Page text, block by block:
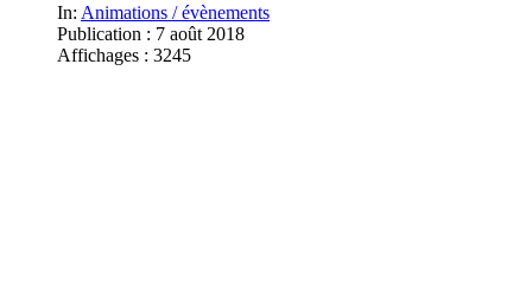
In: Animations / évènements
Publication : 7 août 2018
Affichages : 3245